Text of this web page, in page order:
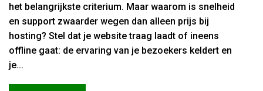
het belangrijkste criterium. Maar waarom is snelheid
en support zwaarder wegen dan alleen prijs bij
hosting? Stel dat je website traag laadt of ineens
offline gaat: de ervaring van je bezoekers keldert en
je...